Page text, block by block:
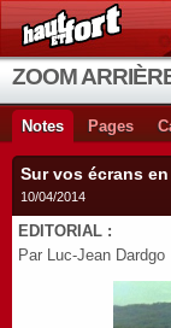
ZOOM
Notes Pages
Sur vos écrans en
10/04/2014
EDITORIAL :
Par Luc-Jean Dardgo